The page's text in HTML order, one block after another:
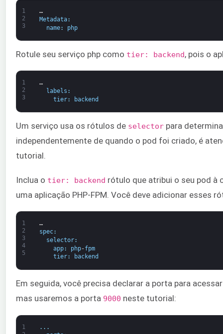
1
2
3
…
Metadata:
name: php
Rotule seu serviço php como tier: backend, pois o
1
2
3
…
labels :
tier: backend
Um serviço usa os rótulos de selector para
independentemente de quando o pod foi criado, é
tutorial.
Inclua o tier: backend rótulo que atribui o seu pod à
uma aplicação PHP-FPM. Você deve adicionar esses
1
2
3
4
5
…
spec:
selector:
app: php-fpm
tier: backend
Em seguida, você precisa declarar a porta para
mas usaremos a porta 9000 neste tutorial:
1
. . .